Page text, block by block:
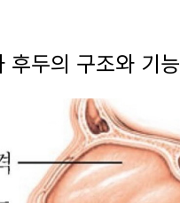
후두의 구조와 기능